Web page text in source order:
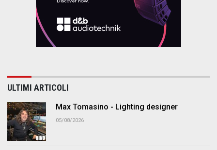
ULTIMI ARTICOLI
Max Tomasino - Lighting designer
05/08/2026